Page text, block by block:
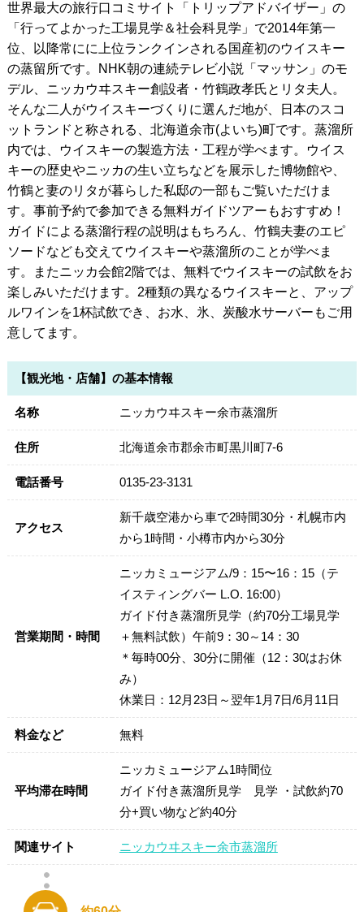
世界最大の旅行口コミサイト「トリップアドバイザー」の
「行ってよかった工場見学＆社会科見学」で2014年第一
位、以降常にに上位ランクインされる国産初のウイスキー
の蒸留所です。NHK朝の連続テレビ小説「マッサン」のモ
デル、ニッカウヰスキー創設者・竹鶴政孝氏とリタ夫人。
そんな二人がウイスキーづくりに選んだ地が、日本のスコ
ットランドと称される、北海道余市(よいち)町です。蒸溜所
内では、ウイスキーの製造方法・工程が学べます。ウイス
キーの歴史やニッカの生い立ちなどを展示した博物館や、
竹鶴と妻のリタが暮らした私邸の一部もご覧いただけま
す。事前予約で参加できる無料ガイドツアーもおすすめ！
ガイドによる蒸溜行程の説明はもちろん、竹鶴夫妻のエピ
ソードなども交えてウイスキーや蒸溜所のことが学べま
す。またニッカ会館2階では、無料でウイスキーの試飲をお
楽しみいただけます。2種類の異なるウイスキーと、アップ
ルワインを1杯試飲でき、お水、氷、炭酸水サーバーもご用
意してます。
【観光地・店舗】の基本情報
名称 ニッカウヰスキー余市蒸溜所
住所 北海道余市郡余市町黒川町7-6
電話番号 0135-23-3131
アクセス
新千歳空港から車で2時間30分・札幌市内
から1時間・小樽市内から30分
営業期間・時間
ニッカミュージアム/9：15〜16：15（テ
イスティングバー L.O. 16:00）
ガイド付き蒸溜所見学（約70分工場見学
＋無料試飲）午前9：30～14：30
＊毎時00分、30分に開催（12：30はお休
み）
休業日：12月23日～翌年1月7日/6月11日
料金など 無料
平均滞在時間
ニッカミュージアム1時間位
ガイド付き蒸溜所見学 見学 ・試飲約70
分+買い物など約40分
関連サイト ニッカウヰスキー余市蒸溜所